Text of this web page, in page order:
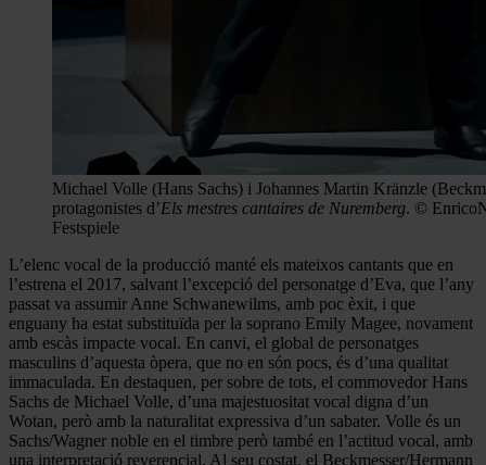
Michael Volle (Hans Sachs) i Johannes Martin Kränzle
protagonistes d’Els mestres cantaires de Nuremberg. ©
Festspiele
L’elenc vocal de la producció manté els mateixos cantants que en
l’estrena el 2017, salvant l’excepció del personatge d’Eva, que l’any
passat va assumir Anne Schwanewilms, amb poc èxit, i que
enguany ha estat substituïda per la soprano Emily Magee, novament
amb escàs impacte vocal. En canvi, el global de personatges
masculins d’aquesta òpera, que no en són pocs, és d’una qualitat
immaculada. En destaquen, per sobre de tots, el commovedor Hans
Sachs de Michael Volle, d’una majestuositat vocal digna d’un
Wotan, però amb la naturalitat expressiva d’un sabater. Volle és un
Sachs/Wagner noble en el timbre però també en l’actitud vocal, amb
una interpretació reverencial. Al seu costat, el Beckmesser/Hermann